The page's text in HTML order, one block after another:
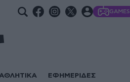
GAMES
ΕΦΗΜΕΡΙΔΕΣ